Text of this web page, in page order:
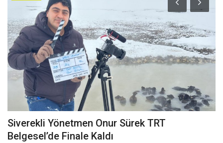
Siverekli Yönetmen Onur Sürek TRT
Belgesel’de Finale Kaldı